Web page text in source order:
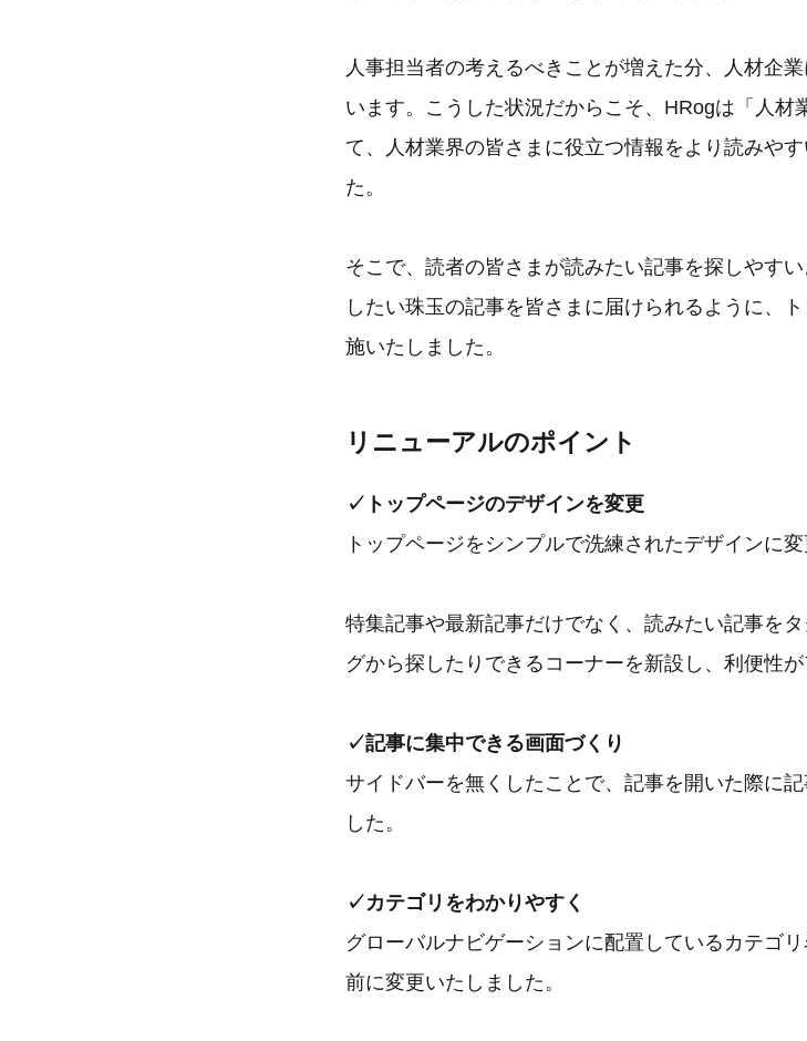
人事担当者の考えるべきことが増えた分、人材企
います。こうした状況だからこそ、HRogは「人材
て、人材業界の皆さまに役立つ情報をより読みや
た。
そこで、読者の皆さまが読みたい記事を探しやす
したい珠玉の記事を皆さまに届けられるように、
施いたしました。
リニューアルのポイント
✓トップページのデザインを変更
トップページをシンプルで洗練されたデザインに変
特集記事や最新記事だけでなく、読みたい記事を
グから探したりできるコーナーを新設し、利便性が
✓記事に集中できる画面づくり
サイドバーを無くしたことで、記事を開いた際に
した。
✓カテゴリをわかりやすく
グローバルナビゲーションに配置しているカテゴ
前に変更いたしました。